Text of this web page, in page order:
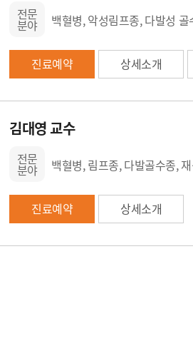
전문
분야 백혈병, 악성림프종, 다발성
진료예약 상세소개
김대영 교수
전문
분야 백혈병, 림프종, 다발골수종,
진료예약 상세소개